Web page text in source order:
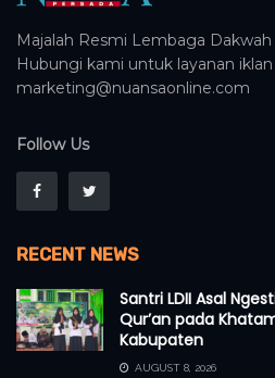
Majalah Resmi Lembaga
Hubungi kami untuk layanan iklan
marketing@nuansaonline.com
Follow Us
RECENT NEWS
Santri LDII Asal
Qur’an pada
Kabupaten
AUGUST 8, 2026